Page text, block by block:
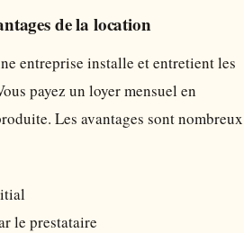
de la location
entreprise installe et entretient les
payez un loyer mensuel en
Les avantages sont nombreux
le prestataire